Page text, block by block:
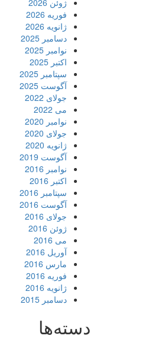
ژوئن 2026
فوریه 2026
ژانویه 2026
دسامبر 2025
نوامبر 2025
اکتبر 2025
سپتامبر 2025
آگوست 2025
جولای 2022
می 2022
نوامبر 2020
جولای 2020
ژانویه 2020
آگوست 2019
نوامبر 2016
اکتبر 2016
سپتامبر 2016
آگوست 2016
جولای 2016
ژوئن 2016
می 2016
آوریل 2016
مارس 2016
فوریه 2016
ژانویه 2016
دسامبر 2015
دسته‌ها